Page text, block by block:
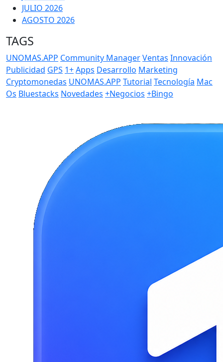
JULIO 2026
AGOSTO 2026
TAGS
UNOMAS.APP Community ManagerVentas Innovación
Publicidad GPS 1+Apps Desarrollo Marketing
Cryptomonedas UNOMAS.APP Tutorial Tecnología Mac
Os Bluestacks Novedades +Negocios +Bingo